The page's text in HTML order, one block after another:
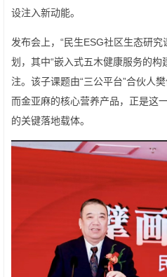
设注入新动能。
发布会上，“民生ESG社区生态研
划，其中“嵌入式五木健康服务的构
注。该子课题由“三公平台”合伙人
而金亚麻的核心营养产品，正是这
的关键落地载体。